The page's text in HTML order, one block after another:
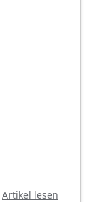
Artikel lesen